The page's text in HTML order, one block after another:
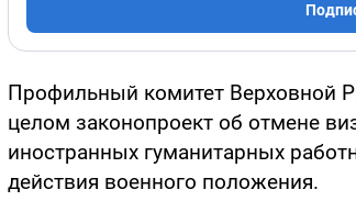
Профильный комитет Верховной
целом законопроект об отмене
иностранных гуманитарных
действия военного положения.